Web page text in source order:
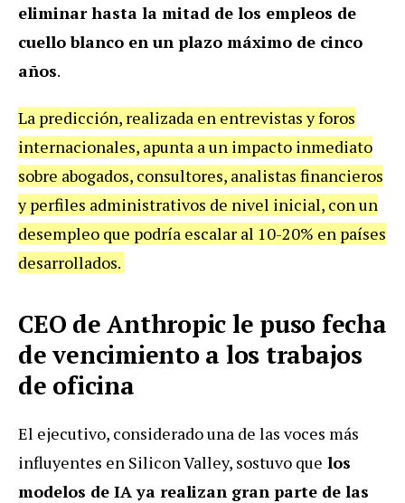
eliminar hasta la mitad de los empleos de
cuello blanco en un plazo máximo de cinco
años.
La predicción, realizada en entrevistas y foros
internacionales, apunta a un impacto inmediato
sobre abogados, consultores, analistas financieros
y perfiles administrativos de nivel inicial, con un
desempleo que podría escalar al 10-20% en países
desarrollados.
CEO de Anthropic le puso fecha
de vencimiento a los trabajos
de oficina
El ejecutivo, considerado una de las voces más
influyentes en Silicon Valley, sostuvo que los
modelos de IA ya realizan gran parte de las